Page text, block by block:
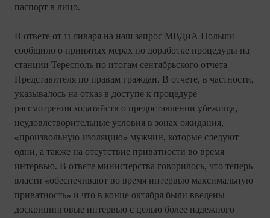
паспорт в лицо.
В ответе от 11 января на наш запрос МВДиА Польши
сообщило о принятых мерах по доработке процедуры на
станции Тересполь по итогам сентябрьского отчета
Представителя по правам граждан. В отчете, в частности,
указывалось на отказ в доступе к процедуре
рассмотрения ходатайств о предоставлении убежища,
неудовлетворительные условия в зонах ожидания,
«произвольную изоляцию» мужчин, которые следуют
одни, а также на отсутствие приватности во время
интервью. В ответе министерства говорилось, что теперь
власти «обеспечивают во время интервью максимальную
приватность» и что в конце октября были введены
доскрининговые интервью с целью более надежного